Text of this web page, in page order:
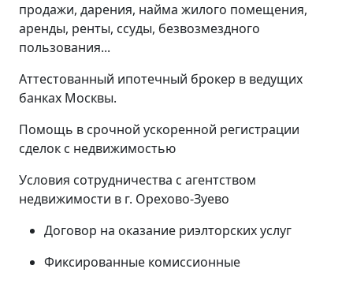
продажи, дарения, найма жилого помещения,
аренды, ренты, ссуды, безвозмездного
пользования...
Аттестованный ипотечный брокер в ведущих
банках Москвы.
Помощь в срочной ускоренной регистрации
сделок с недвижимостью
Условия сотрудничества с агентством
недвижимости в г. Орехово-Зуево
Договор на оказание риэлторских услуг
Фиксированные комиссионные